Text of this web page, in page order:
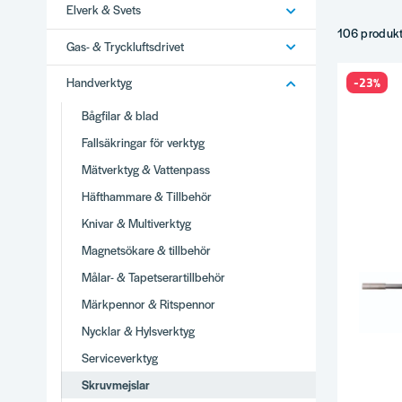
Elverk & Svets
Gas- & Tryckluftsdrivet
Handverktyg
Bågfilar & blad
Fallsäkringar för verktyg
Mätverktyg & Vattenpass
Häfthammare & Tillbehör
Knivar & Multiverktyg
Magnetsökare & tillbehör
Målar- & Tapetserartillbehör
Märkpennor & Ritspennor
Nycklar & Hylsverktyg
Serviceverktyg
Skruvmejslar
VDE-
Tips
Storlek
Vi
Snabb
106
-23%